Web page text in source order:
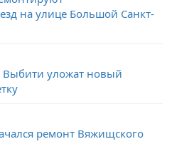
на улице Большой Санкт-
уложат новый
ремонт Вяжищского